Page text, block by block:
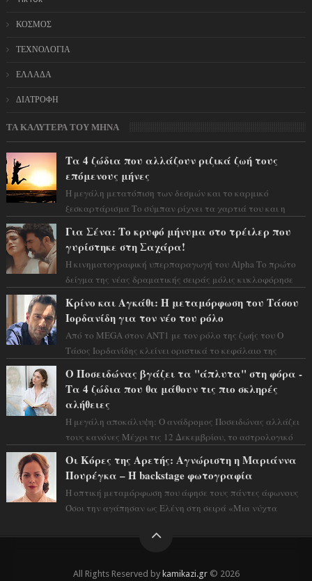
ΚΟΣΜΟΣ
ΤΕΧΝΟΛΟΓΙΑ
ΕΛΛΑΔΑ
ΔΙΑΤΡΟΦΗ
ΤΑ ΚΑΛΥΤΕΡΑ ΤΟΥ ΜΗΝΑ
Τα 4 ζώδια που αλλάζουν ριζικά ζωή τους
επόμενους μήνες
Η μεγάλη μετατόπιση των δεσμών και το καρμικό
ξεσκαρτάρισμα Το σύμπαν ρίχνει τα χαρτιά του και η
Για Σένα: Το κρυφό μήνυμα στο τρέιλερ που
γυρίστηκε στη Σαχάρα!
Η κινηματογραφική υπερπαραγωγή του Alpha Το πρώτο
δείγμα της νέας δραματικής σειράς μόλις κυκλοφόρησε
Κρίνο και Αγκάθι: Η μεταμόρφωση του Τάσου
Ιορδανίδη για τον νέο του ρόλο
Από το MEGA στον ΑΝΤ1 με τον ρόλο της ζωής του Ο
Τάσος Ιορδανίδης κλείνει οριστικά το κεφάλαιο της
Ο Ποσειδώνας βγάζει τα "άπλυτα" στη φόρα -
Τα 4 ζώδια που θα μάθουν τις πιο σκληρές
αλήθειες
Η μεγάλη αποκάλυψη: Ο ανάδρομος Ποσειδώνας αλλάζει
τους κανόνες Μέχρι τις 12 Δεκεμβρίου, το αστρολογικό
Οι Κόρες της Αρετής: Αγνώριστη η Μαριάννα
Πουρέγκα – H backstage φωτογραφία
Η οπτική μεταμόρφωση που άφησε τους πάντες άφωνους
Όσοι την αγάπησαν ως Ελένη στη σειρά «Μια νύχτα
All Rights Reserved by kamikazi.gr© 2026